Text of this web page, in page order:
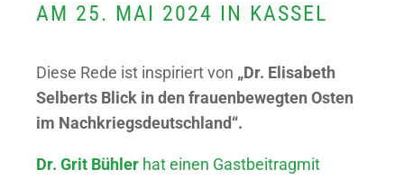
AM 25. MAI 2024 IN KASSEL
Diese Rede ist inspiriert von „Dr. Elisabeth
Selberts Blick in den frauenbewegten Osten
im Nachkriegsdeutschland“.
Dr. Grit Bühler hat einen Gastbeitragmit